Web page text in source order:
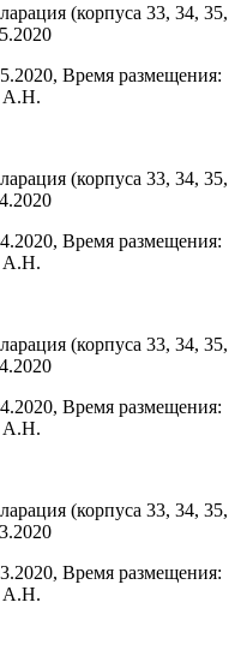
(корпуса 33, 34, 35,
Время размещения:
А.Н.
(корпуса 33, 34, 35,
Время размещения:
А.Н.
(корпуса 33, 34, 35,
Время размещения:
А.Н.
(корпуса 33, 34, 35,
Время размещения:
А.Н.